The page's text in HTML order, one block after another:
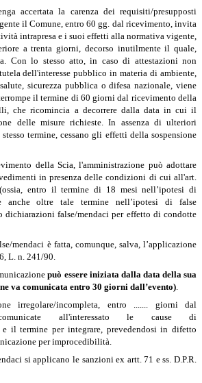
accertata la carenza dei requisiti/presupposti
il Comune, entro 60 gg. dal ricevimento, invita
intrapresa e i suoi effetti alla normativa vigente,
a trenta giorni, decorso inutilmente il quale,
Con lo stesso atto, in caso di attestazioni non
dell'interesse pubblico in materia di ambiente,
sicurezza pubblica o difesa nazionale, viene
il termine di 60 giorni dal ricevimento della
che ricomincia a decorrere dalla data in cui il
delle misure richieste. In assenza di ulteriori
termine, cessano gli effetti della sospensione
della Scia, l'amministrazione può adottare
in presenza delle condizioni di cui all'art.
entro il termine di 18 mesi nell’ipotesi di
oltre tale termine nell’ipotesi di false
dichiarazioni false/mendaci per effetto di condotte
mendaci è fatta, comunque, salva, l’applicazione
L. n. 241/90.
può essere iniziata dalla data della sua
va comunicata entro 30 giorni dall’evento).
irregolare/incompleta, entro ....... giorni dal
all'interessato le cause di
e il termine per integrare, prevedendosi in difetto
per improcedibilità.
si applicano le sanzioni ex artt. 71 e ss. D.P.R.